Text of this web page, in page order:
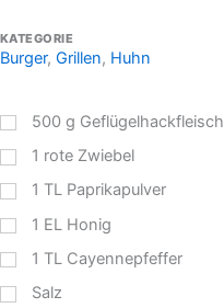
KATEGORIE
Burger, Grillen, Huhn
500 g Geflügelhackfleisch
1 rote Zwiebel
1 TL Paprikapulver
1 EL Honig
1 TL Cayennepfeffer
Salz